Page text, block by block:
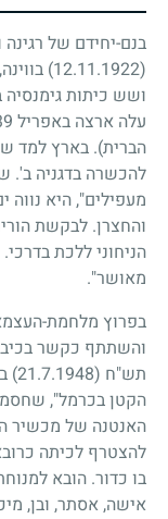
בנם-יחידם של
(12.11.1922)
ושש כיתות גימנסיה
עלה ארצה באפריל
הברית). בארץ למד
להכשרה בדגניה ב'.
מעפילים", היא
והחצרן. לבקשת
הניחוני ללכת
מאושר".
בפרוץ מלחמת-
והשתתף כקשר
תש"ח (21.7.1948)
הקטן בכרמל",
האנטנה של מכשיר
להצטרף לכיתה
בו כדור. הובא
אישה, אסתר, ובן,